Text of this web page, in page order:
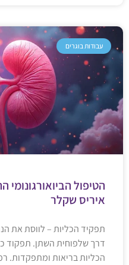
עבודות בוגרים
הטיפול
איריס שקלר
תפקיד הכליות – לווסת את
דרך שלפוחית השתן. תפקוד
הכליות בריאות ומתפקדות.